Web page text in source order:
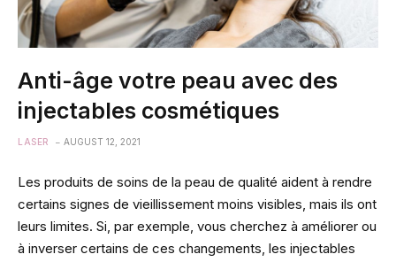
Anti-âge votre peau avec des
injectables cosmétiques
LASER AUGUST 12, 2021
Les produits de soins de la peau de qualité aident à rendre
certains signes de vieillissement moins visibles, mais ils ont
leurs limites. Si, par exemple, vous cherchez à améliorer ou
à inverser certains de ces changements, les injectables